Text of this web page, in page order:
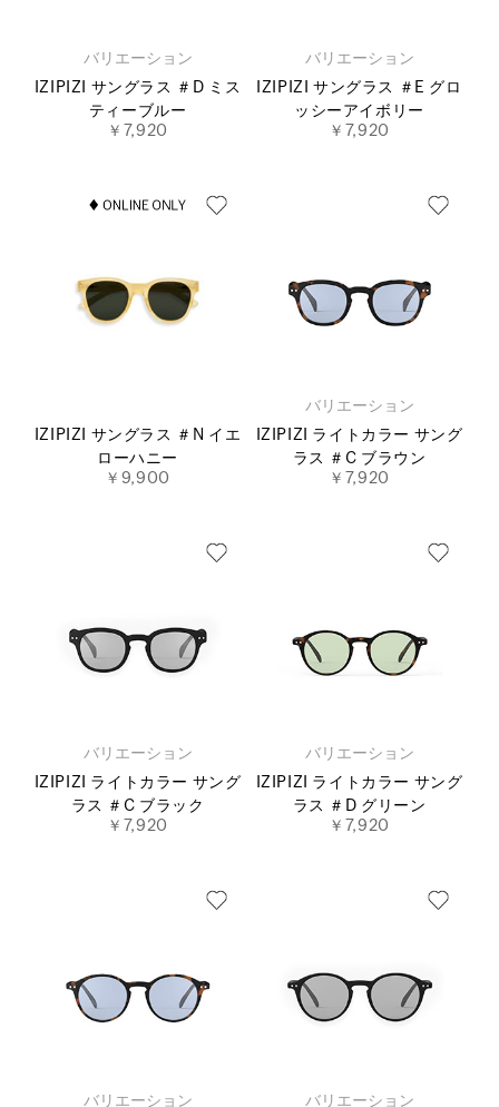
バリエーション
IZIPIZI サングラス ＃D ミス
ティーブルー
￥7,920
バリエーション
IZIPIZI サングラス ＃E グロ
ッシーアイボリー
￥7,920
IZIPIZI サングラス ＃N イエ
ローハニー
￥9,900
バリエーション
IZIPIZI ライトカラー サング
ラス ＃C ブラウン
￥7,920
バリエーション
IZIPIZI ライトカラー サング
ラス ＃C ブラック
￥7,920
バリエーション
IZIPIZI ライトカラー サング
ラス ＃D グリーン
￥7,920
バリエーション
バリエーション